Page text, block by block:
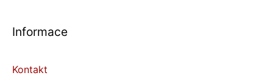
Informace
Kontakt